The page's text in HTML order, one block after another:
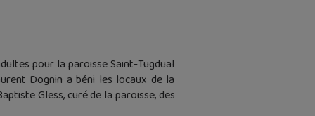
pour la paroisse Saint-Tugdual
Dognin a béni les locaux de la
Gless, curé de la paroisse, des